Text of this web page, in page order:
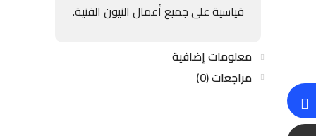
قياسية على جميع أعمال النيون الفنية.
معلومات إضافية
مراجعات (0)